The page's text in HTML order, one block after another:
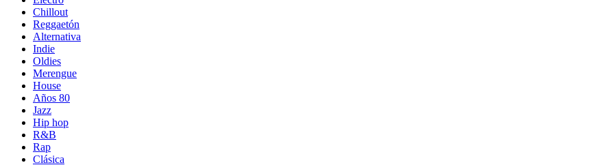
Chillout
Reggaetón
Alternativa
Indie
Oldies
Merengue
House
Años 80
Jazz
Hip hop
R&B
Rap
Clásica